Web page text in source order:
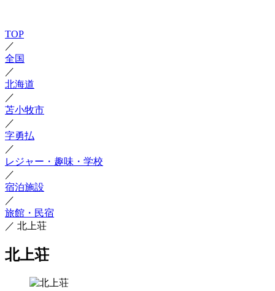
TOP
／
全国
／
北海道
／
苫小牧市
／
字勇払
／
レジャー・趣味・学校
／
宿泊施設
／
旅館・民宿
／ 北上荘
北上荘